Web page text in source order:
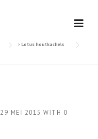
> Lotus houtkachels
29 MEI 2015 WITH 0